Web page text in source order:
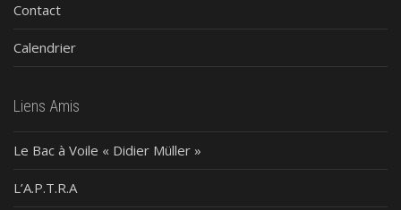
Contact
Calendrier
Liens Amis
Le Bac à Voile « Didier Müller »
L’A.P.T.R.A